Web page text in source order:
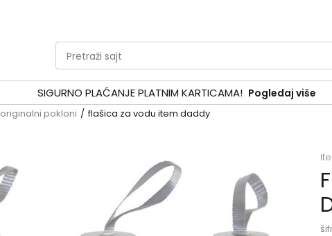
Pretraži sajt
SIGURNO PLAĆANJE PLATNIM KARTICAMA! Pogledaj više
originalni pokloni flašica za vodu item daddy